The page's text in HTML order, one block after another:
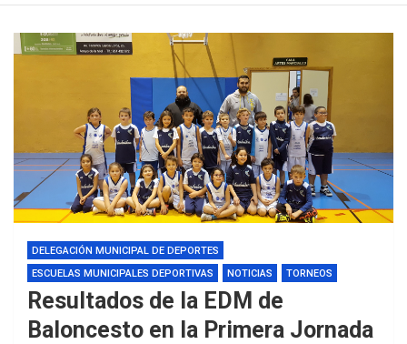
DELEGACIÓN MUNICIPAL DE DEPORTES
ESCUELAS MUNICIPALES DEPORTIVAS
NOTICIAS TORNEOS
Resultados de la EDM de
Baloncesto en la Primera Jornada